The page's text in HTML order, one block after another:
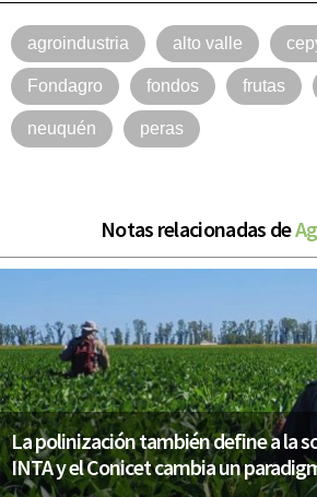
agroindustria alto valle
Fondagro fondos frutas
neuquén peras
Notas relacionadas de
La polinización también define a la
INTA y el Conicet cambia un